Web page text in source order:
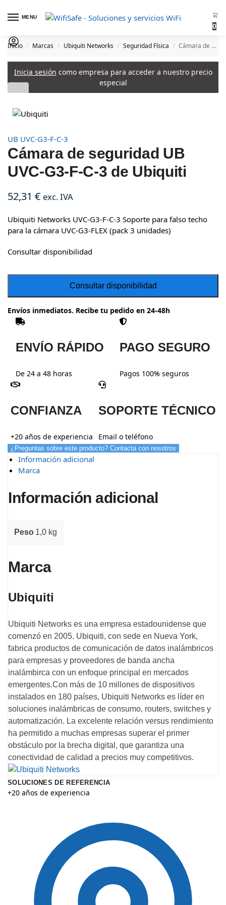
MENU
0
Inicio / Marcas / Ubiquiti Networks / Seguridad Física / Cámara de seguridad UB UVC-G3-F-C-3 de Ubiquiti
Inicia sesión como empresa para acceder a nuestro precio
especial
UB UVC-G3-F-C-3
Cámara de seguridad UB
UVC-G3-F-C-3 de Ubiquiti
52,31 € exc. IVA
Ubiquiti Networks UVC-G3-F-C-3 Soporte para falso techo
para la cámara UVC-G3-FLEX (pack 3 unidades)
Consultar disponibilidad
Envíos inmediatos. Recibe tu pedido en 24-48h
ENVÍO RÁPIDO
De 24 a 48 horas
PAGO SEGURO
Pagos 100% seguros
CONFIANZA
+20 años de experiencia
SOPORTE TÉCNICO
Email o teléfono
¿Preguntas sobre este producto? Contacta con nosotros
Información adicional
Marca
Información adicional
Peso 1,0 kg
Marca
Ubiquiti
Ubiquiti Networks es una empresa estadounidense que
comenzó en 2005. Ubiquiti, con sede en Nueva York,
fabrica productos de comunicación de datos inalámbricos
para empresas y proveedores de banda ancha
inalámbirca con un enfoque principal en mercados
emergentes.Con más de 10 millones de dispositivos
instalados en 180 países, Ubiquiti Networks es líder en
soluciones inalámbricas de consumo, routers, switches y
automatización. La excelente relación versus rendimiento
ha permitido a muchas empresas superar el primer
obstáculo por la brecha digital, que garantiza una
conectividad de calidad a precios muy competitivos.
SOLUCIONES DE REFERENCIA
+20 años de experiencia